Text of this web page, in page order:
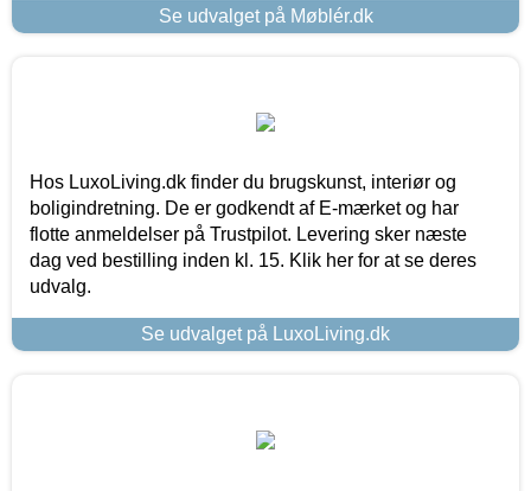
Se udvalget på Møblér.dk
Hos LuxoLiving.dk finder du brugskunst, interiør og
boligindretning. De er godkendt af E-mærket og har
flotte anmeldelser på Trustpilot. Levering sker næste
dag ved bestilling inden kl. 15. Klik her for at se deres
udvalg.
Se udvalget på LuxoLiving.dk